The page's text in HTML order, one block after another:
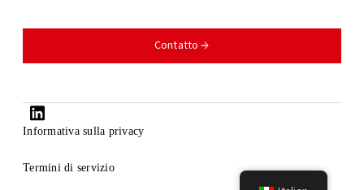
Contatto
Informativa sulla privacy
Termini di servizio